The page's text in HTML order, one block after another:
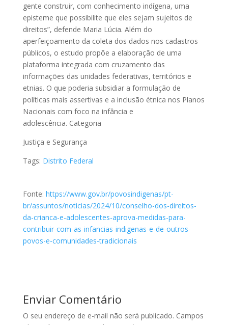
gente construir, com conhecimento indígena, uma
episteme que possibilite que eles sejam sujeitos de
direitos”, defende Maria Lúcia. Além do
aperfeiçoamento da coleta dos dados nos cadastros
públicos, o estudo propõe a elaboração de uma
plataforma integrada com cruzamento das
informações das unidades federativas, territórios e
etnias. O que poderia subsidiar a formulação de
políticas mais assertivas e a inclusão étnica nos Planos
Nacionais com foco na infância e
adolescência. Categoria
Justiça e Segurança
Tags: Distrito Federal
Fonte: https://www.gov.br/povosindigenas/pt-
br/assuntos/noticias/2024/10/conselho-dos-direitos-
da-crianca-e-adolescentes-aprova-medidas-para-
contribuir-com-as-infancias-indigenas-e-de-outros-
povos-e-comunidades-tradicionais
Enviar Comentário
O seu endereço de e-mail não será publicado. Campos